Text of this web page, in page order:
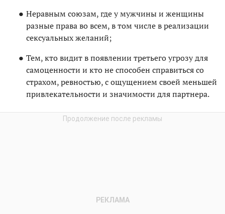
Неравным союзам, где у мужчины и женщины
разные права во всем, в том числе в реализации
сексуальных желаний;
Тем, кто видит в появлении третьего угрозу для
самоценности и кто не способен справиться со
страхом, ревностью, с ощущением своей меньшей
привлекательности и значимости для парт­нера.